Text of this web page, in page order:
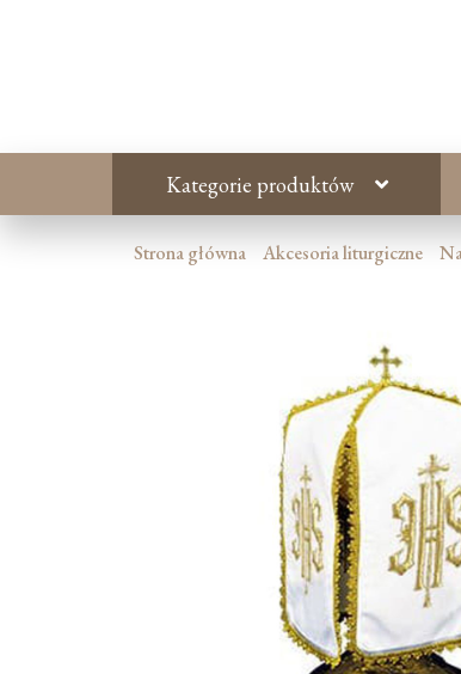
Kategorie produktów
Strona główna Akcesoria liturgiczne